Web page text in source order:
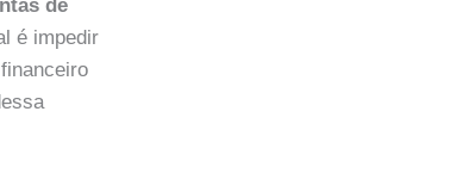
de
é impedir